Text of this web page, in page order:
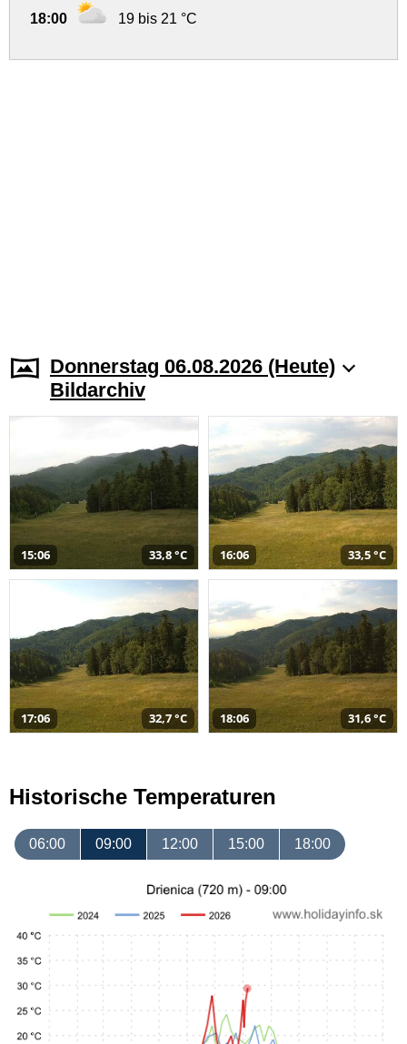
18:00 19 bis 21 °C
Donnerstag 06.08.2026 (Heute)
Bildarchiv
15:06 33,8 °C 16:06 33,5 °C
17:06 32,7 °C 18:06 31,6 °C
Historische Temperaturen
06:00 09:00 12:00 15:00 18:00